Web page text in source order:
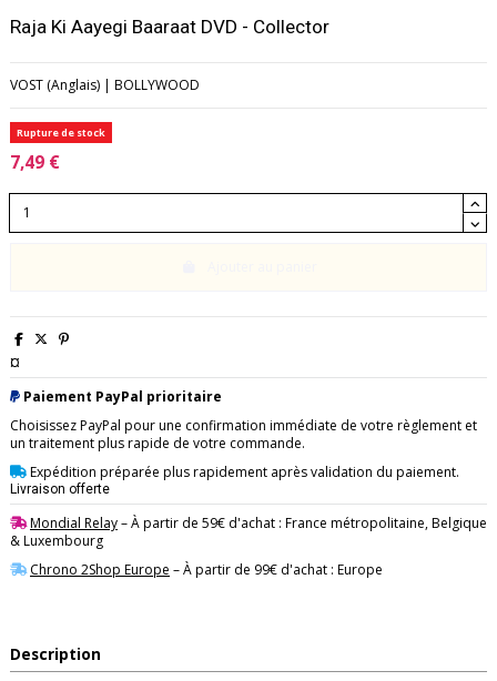
Raja Ki Aayegi Baaraat DVD - Collector
VOST (Anglais) | BOLLYWOOD
Rupture de stock
7,49 €
¤
Paiement PayPal prioritaire
Choisissez PayPal pour une confirmation immédiate de votre règlement et
un traitement plus rapide de votre commande.
Expédition préparée plus rapidement après validation du paiement.
Livraison offerte
Mondial Relay– À partir de 59€ d'achat : France métropolitaine, Belgique
& Luxembourg
Chrono 2Shop Europe – À partir de 99€ d'achat : Europe
Description